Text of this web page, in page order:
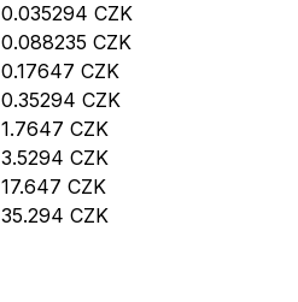
0.035294 CZK
0.088235 CZK
0.17647 CZK
0.35294 CZK
1.7647 CZK
3.5294 CZK
17.647 CZK
35.294 CZK